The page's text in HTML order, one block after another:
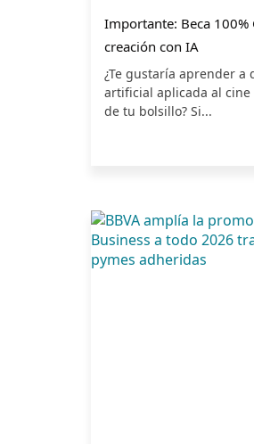
Importante: Beca
creación con IA
¿Te gustaría aprender
artificial aplicada al
de tu bolsillo? Si...